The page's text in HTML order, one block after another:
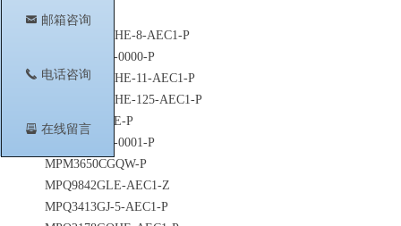
낂 邮箱咨询
끅 电话咨询
뀣 在线留言
相关型号
MPQ2178GQHE-8-AEC1-P
MP4245GVE-0000-P
MPQ2178GQHE-11-AEC1-P
MPQ2178GQHE-125-AEC1-P
MP4316AGRE-P
MP4245GVE-0001-P
MPM3650CGQW-P
MPQ9842GLE-AEC1-Z
MPQ3413GJ-5-AEC1-P